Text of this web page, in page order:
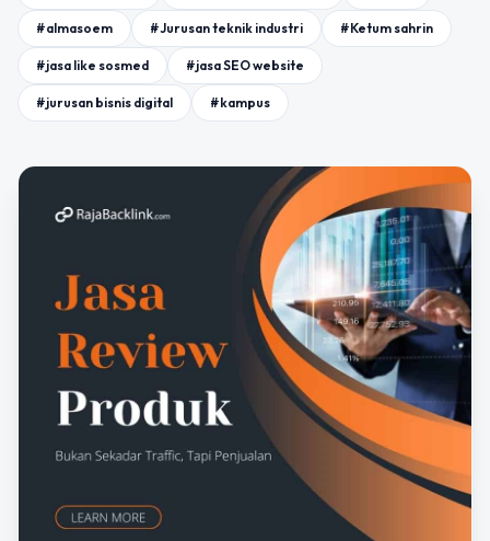
#almasoem #Jurusan teknik industri #Ketum sahrin
#jasa like sosmed #jasa SEO website
#jurusan bisnis digital #kampus